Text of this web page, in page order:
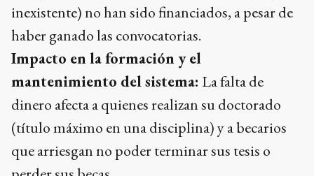
inexistente) no han sido financiados, a pesar de
haber ganado las convocatorias.
Impacto en la formación y el
mantenimiento del sistema: La falta de
dinero afecta a quienes realizan su doctorado
(título máximo en una disciplina) y a becarios
que arriesgan no poder terminar sus tesis o